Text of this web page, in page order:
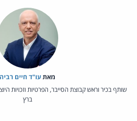
מאת‏עו"ד חיים רביה
שותף בכיר וראש קבוצת הסייבר, הפרטיות וזכויות
ברץ